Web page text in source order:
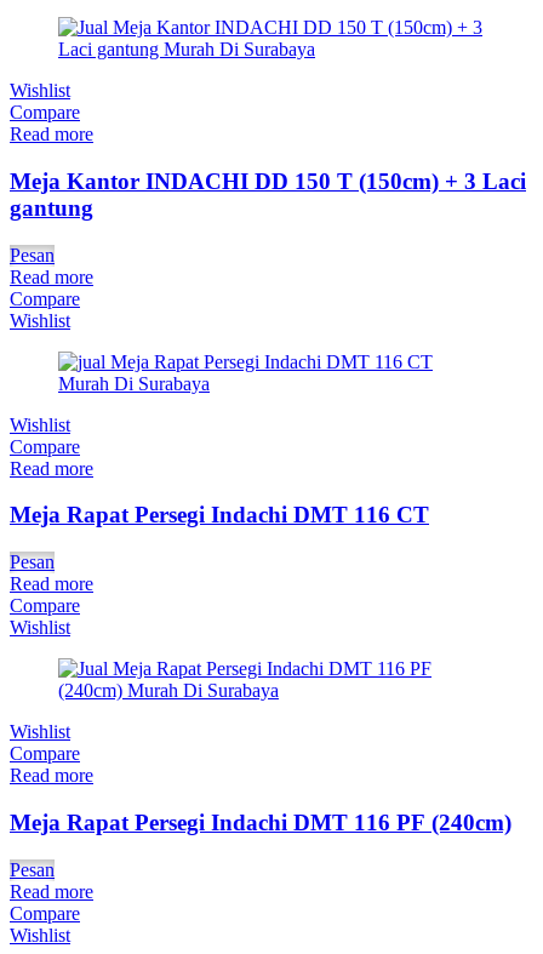
Wishlist
Compare
Read more
Meja Kantor INDACHI DD 150 T (150cm) + 3 Laci
gantung
Pesan
Read more
Compare
Wishlist
Wishlist
Compare
Read more
Meja Rapat Persegi Indachi DMT 116 CT
Pesan
Read more
Compare
Wishlist
Wishlist
Compare
Read more
Meja Rapat Persegi Indachi DMT 116 PF (240cm)
Pesan
Read more
Compare
Wishlist